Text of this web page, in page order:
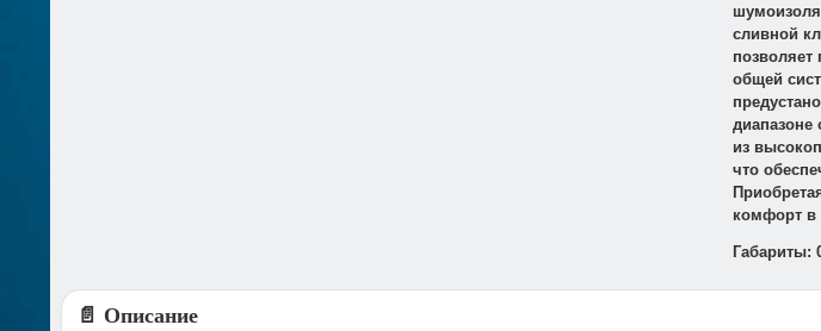
сливной
позволяет
общей
диапазоне
из
что
комфорт в
Габариты:
📄 Описание